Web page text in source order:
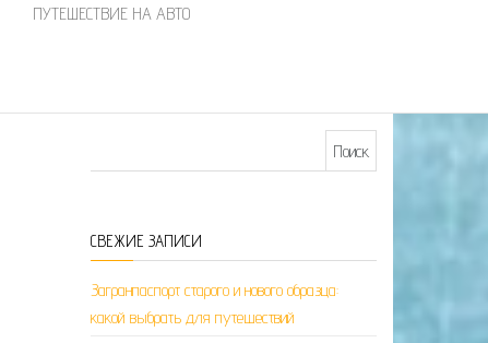
ПУТЕШЕСТВИЕ НА АВТО
СВЕЖИЕ ЗАПИСИ
Загранпаспорт старого и нового образца:
какой выбрать для путешествий